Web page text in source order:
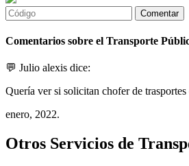
Comentarios sobre el Transporte
💬 Julio alexis dice:
Quería ver si solicitan chofer de
enero, 2022.
Otros Servicios de